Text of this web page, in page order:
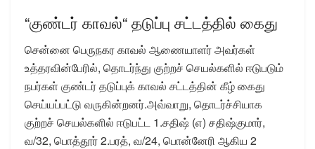
“குண்டர் காவல்“ தடுப்பு சட்டத்தில் கைது
சென்னை பெருநகர காவல் ஆணையாளர் அவர்கள்
உத்தரவின்பேரில், தொடர்ந்து குற்றச் செயல்களில் ஈடுபடும்
நபர்கள் குண்டர் தடுப்புக் காவல் சட்டத்தின் கீழ் கைது
செய்யப்பட்டு வருகின்றனர்.அவ்வாறு, தொடர்ச்சியாக
குற்றச் செயல்களில் ஈடுபட்ட 1.சதிஷ் (எ) சதிஷ்குமார்,
வ/32, பொத்தூர் 2.பரத், வ/24, பொன்னேரி ஆகிய 2